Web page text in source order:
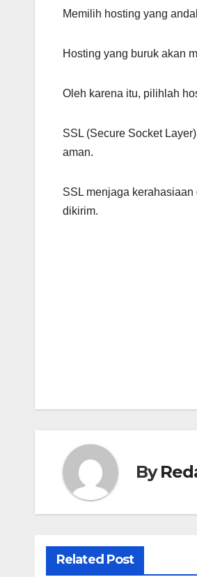
Memilih hosting yang
Hosting yang buruk akan
Oleh karena itu, pilihlah
SSL (Secure Socket
aman.
SSL menjaga
dikirim.
By
Related Post